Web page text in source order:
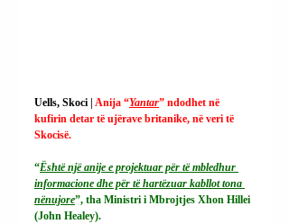
Uells, Skoci | Anija “Yantar” ndodhet në
kufirin detar të ujërave britanike, në veri të
Skocisë.
“Është një anije e projektuar për të mbledhur
informacione dhe për të hartëzuar kabllot tona
nënujore”, tha Ministri i Mbrojtjes Xhon Hillei
(John Healey).